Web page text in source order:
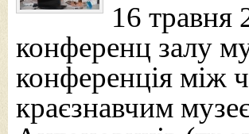
16 травня
конференц залу
конференція між
краєзнавчим